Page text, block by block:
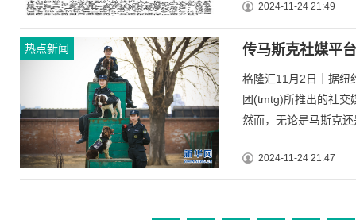
2024-11-24 21:49
热点新闻 传马斯克社媒平
格隆汇11月2日｜据纽
团(tmtg)所推出的社交
然而，无论是马斯克
2024-11-24 21:47